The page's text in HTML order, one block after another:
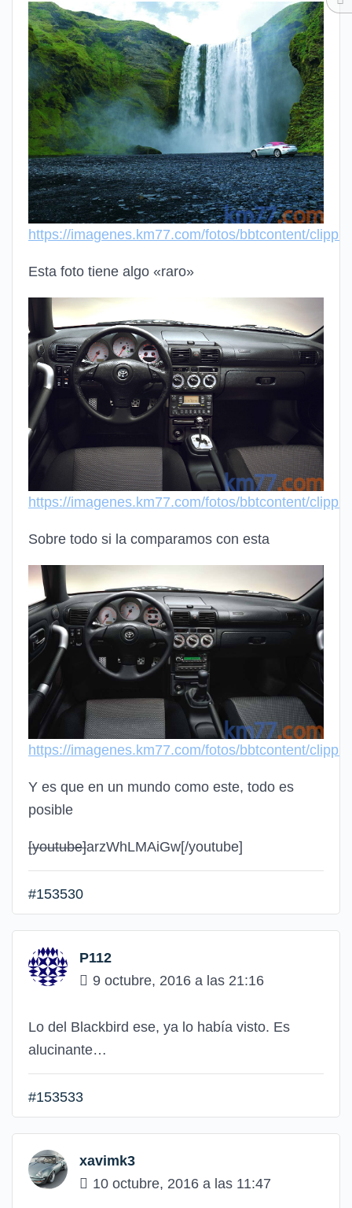
https://imagenes.km77.com/fotos/bbtcontent/
Esta foto tiene algo «raro»
https://imagenes.km77.com/fotos/bbtcontent/
Sobre todo si la comparamos con esta
https://imagenes.km77.com/fotos/bbtcontent/
Y es que en un mundo como este, todo es
posible
[youtube]arzWhLMAiGw[/youtube]
#153530
P112
9 octubre, 2016 a las 21:16
Lo del Blackbird ese, ya lo había visto. Es
alucinante…
#153533
xavimk3
10 octubre, 2016 a las 11:47